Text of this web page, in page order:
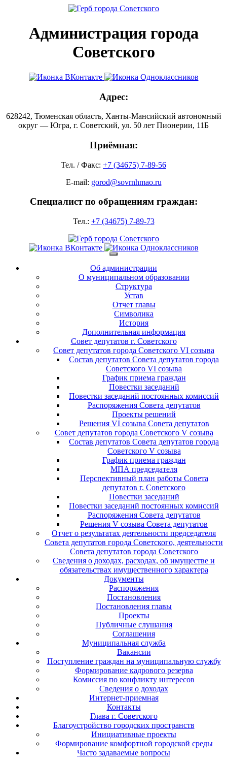
Администрация города
Советского
Адрес:
628242, Тюменская область, Ханты-Мансийский автономный
округ — Югра, г. Советский, ул. 50 лет Пионерии, 11Б
Приёмная:
Тел. / Факс: +7 (34675) 7-89-56
E-mail: gorod@sovrnhmao.ru
Специалист по обращениям граждан:
Тел.: +7 (34675) 7-89-73
Об администрации
О муниципальном образовании
Структура
Устав
Отчет главы
Символика
История
Дополнительная информация
Совет депутатов г. Советского
Совет депутатов города Советского VI созыва
Состав депутатов Совета депутатов города
Советского VI созыва
График приема граждан
Повестки заседаний
Повестки заседаний постоянных комиссий
Распоряжения Совета депутатов
Проекты решений
Решения VI созыва Совета депутатов
Совет депутатов города Советского V созыва
Состав депутатов Совета депутатов города
Советского V созыва
График приема граждан
МПА председателя
Перспективный план работы Совета
депутатов г. Советского
Повестки заседаний
Повестки заседаний постоянных комиссий
Распоряжения Совета депутатов
Решения V созыва Совета депутатов
Отчет о результатах деятельности председателя
Совета депутатов города Советского, деятельности
Совета депутатов города Советского
Сведения о доходах, расходах, об имуществе и
обязательствах имущественного характера
Документы
Распоряжения
Постановления
Постановления главы
Проекты
Публичные слушания
Соглашения
Муниципальная служба
Вакансии
Поступление граждан на муниципальную службу
Формирование кадрового резерва
Комиссия по конфликту интересов
Сведения о доходах
Интернет-приемная
Контакты
Глава г. Советского
Благоустройство городских пространств
Инициативные проекты
Формирование комфортной городской среды
Часто задаваемые вопросы